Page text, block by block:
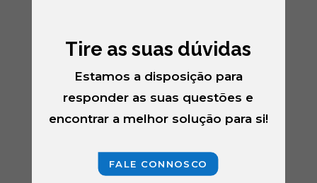
Tire as suas dúvidas
Estamos a disposição para
responder as suas questões e
encontrar a melhor solução para si!
FALE CONNOSCO